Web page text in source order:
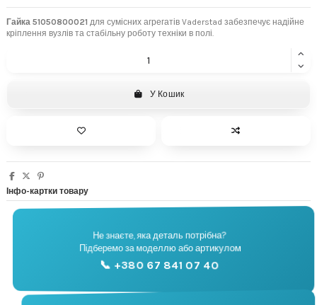
Гайка 51050800021 для сумісних агрегатів Vaderstad забезпечує надійне
кріплення вузлів та стабільну роботу техніки в полі.
У Кошик
Інфо-картки товару
🔧
Підбір запчастин
Не знаєте, яка деталь потрібна?
Підберемо за моделлю або артикулом
📞 +380 67 841 07 40